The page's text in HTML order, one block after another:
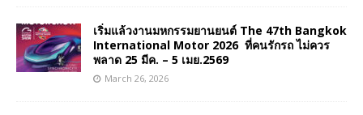
เริ่มแล้วงานมหกรรมยานยนต์ The 47th Bangkok
International Motor 2026 ที่คนรักรถ ไม่ควร
พลาด 25 มีค. – 5 เมย.2569
March 26, 2026